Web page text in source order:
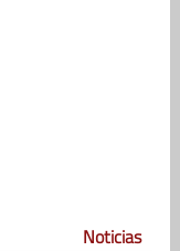
Noticias